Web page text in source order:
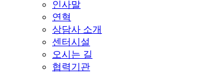
인사말
연혁
상담사 소개
센터시설
오시는 길
협력기관